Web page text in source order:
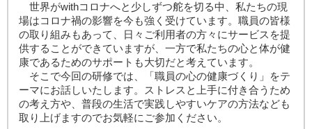
世界がwithコロナへと少しずつ舵を切る中、私たちの現
場はコロナ禍の影響を今も強く受けています。職員の皆様
の取り組みもあって、日々ご利用者の方々にサービスを提
供することができていますが、一方で私たちの心と体が健
康であるためのサポートも大切だと考えています。
そこで今回の研修では、「職員の心の健康づくり」をテ
ーマにお話しいたします。ストレスと上手に付き合うため
の考え方や、普段の生活で実践しやすいケアの方法なども
取り上げますのでお気軽にご参加ください。